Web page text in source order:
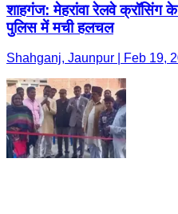
शाहगंज: मेहरांवा रेलवे क्रॉसिंग
पुलिस में मची हलचल
Shahganj, Jaunpur | Feb 19,